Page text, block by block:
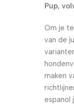
Pup,
Om je
van de
maken
espanol